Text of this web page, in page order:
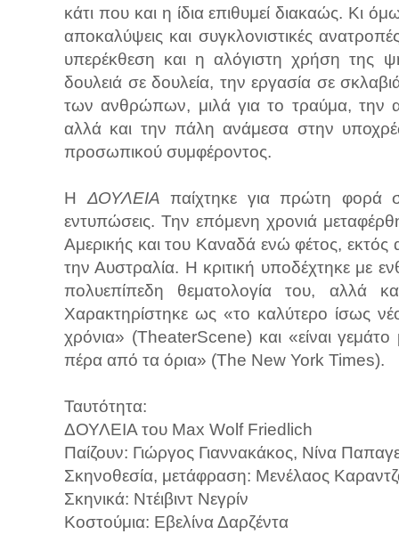
κάτι που και η ίδια επιθυμεί διακαώς. Κι
αποκαλύψεις και συγκλονιστικές
υπερέκθεση και η αλόγιστη χρήση της
δουλειά σε δουλεία, την εργασία σε
των ανθρώπων, μιλά για το τραύμα, την
αλλά και την πάλη ανάμεσα στην
προσωπικού συμφέροντος.
Η ΔΟΥΛΕΙΑ παίχτηκε για πρώτη φορά
εντυπώσεις. Την επόμενη χρονιά
Αμερικής και του Καναδά ενώ φέτος, εκτός
την Αυστραλία. Η κριτική υποδέχτηκε με
πολυεπίπεδη θεματολογία του, αλλά
Χαρακτηρίστηκε ως «το καλύτερο ίσως
χρόνια» (TheaterScene) και «είναι γεμάτο
πέρα από τα όρια» (The New York Times).
Ταυτότητα:
ΔΟΥΛΕΙΑ του Max Wolf Friedlich
Παίζουν: Γιώργος Γιαννακάκος, Νίνα
Σκηνοθεσία, μετάφραση: Μενέλαος
Σκηνικά: Ντέιβιντ Νεγρίν
Κοστούμια: Εβελίνα Δαρζέντα